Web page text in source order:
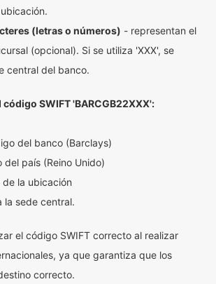
(letras o números) - representan el
(opcional). Si se utiliza 'XXX', se
central del banco.
SWIFT 'BARCGB22XXX':
del banco (Barclays)
del país (Reino Unido)
la ubicación
la sede central.
el código SWIFT correcto al realizar
ya que garantiza que los
correcto.